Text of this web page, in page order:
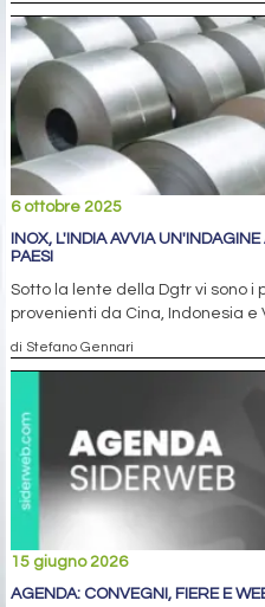
6 ottobre 2025
INOX, L'INDIA AVVIA
PAESI
Sotto la lente della Dgtr vi sono i
provenienti da Cina, Indonesia e
di Stefano Gennari
15 giugno 2026
AGENDA: CONVEGNI, FIERE E